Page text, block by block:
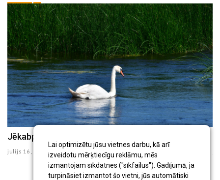
Lai optimizētu jūsu vietnes darbu, kā arī
izveidotu mērķtiecīgu reklāmu, mēs
izmantojam sīkdatnes ("sīkfailus"). Gadījumā, ja
turpināsiet izmantot šo vietni, jūs automātiski
Jēkabpils Radio1 ziņas 2026.gada 16.jūlijā
julijs 16 , 2026
Jēkabpils Radio1 ziņas 2026.gada 15.jūlijā
julijs 15 , 2026